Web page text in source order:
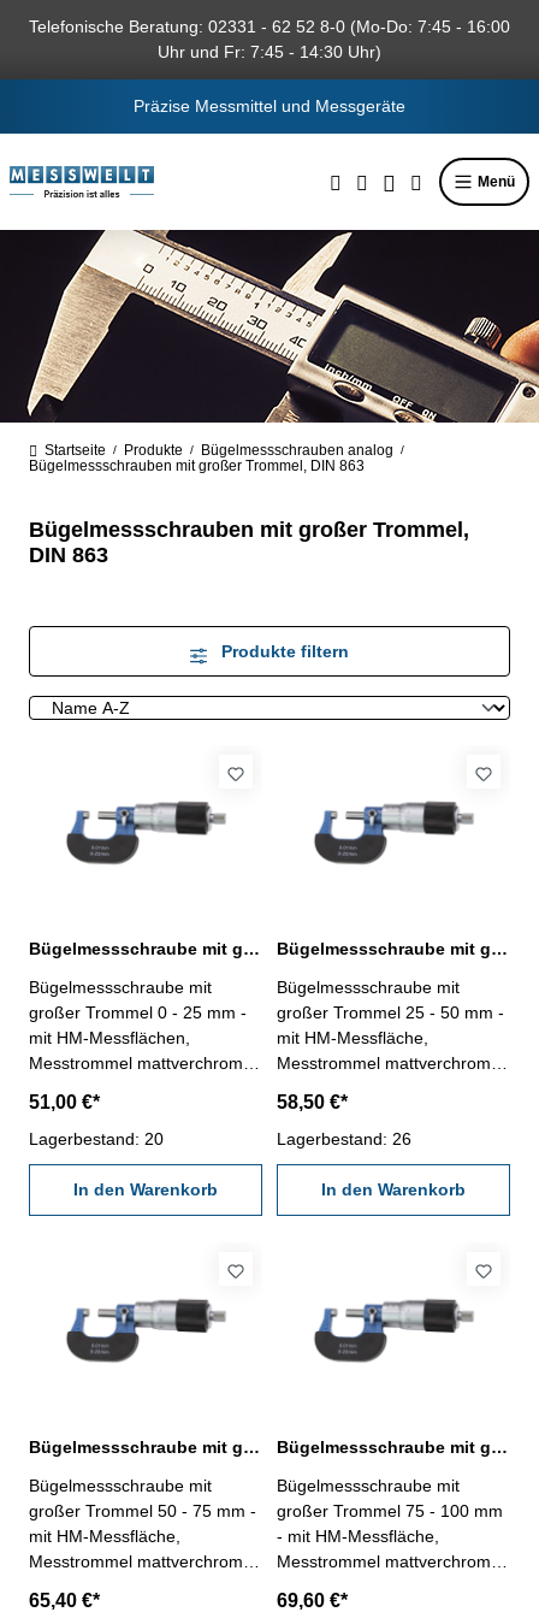
springen
Telefonische Beratung: 02331 - 62 52 8-0 (Mo-Do: 7:45 - 16:00
Uhr und Fr: 7:45 - 14:30 Uhr)
Präzise Messmittel und Messgeräte
Menü
Startseite / Produkte / Bügelmessschrauben analog /
Bügelmessschrauben mit großer Trommel, DIN 863
Bügelmessschrauben mit großer Trommel,
DIN 863
Produkte filtern
Bügelmessschraube mit großer Trommel 0 - 25 mm DIN 863
Bügelmessschraube mit
großer Trommel 0 - 25 mm -
mit HM-Messflächen,
Messtrommel mattverchromt -
Spindelsteigung 1,0 mm -
Ablesung 0,01 mm,
Genauigkeit nach DIN 863 -
mit Friktionsratsche - im
Behältnis/Kasten Messbereich
51,00 €*
Lagerbestand: 20
In den Warenkorb
Bügelmessschraube mit großer Trommel 25 - 50 mm DIN 863
Bügelmessschraube mit
großer Trommel 25 - 50 mm -
mit HM-Messfläche,
Messtrommel mattverchromt -
Spindelsteigung 1,0 mm -
Ablesung 0,01 mm,
Genauigkeit nach DIN 863 -
mit Friktionsratsche - mit
Einstellmaß - im
58,50 €*
Lagerbestand: 26
In den Warenkorb
Bügelmessschraube mit großer Trommel 50 - 75 mm DIN 863
Bügelmessschraube mit
großer Trommel 50 - 75 mm -
mit HM-Messfläche,
Messtrommel mattverchromt -
Spindelsteigung 1,0 mm -
65,40 €*
Bügelmessschraube mit großer Trommel 75 - 100 mm DIN 863
Bügelmessschraube mit
großer Trommel 75 - 100 mm
- mit HM-Messfläche,
Messtrommel mattverchromt -
Spindelsteigung 1,0 mm -
69,60 €*